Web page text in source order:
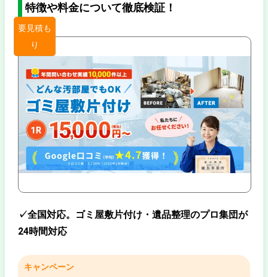
特徴や料金について徹底検証！
要見積も
り
✓全国対応。ゴミ屋敷片付け・遺品整理のプロ集団が
24時間対応
キャンペーン